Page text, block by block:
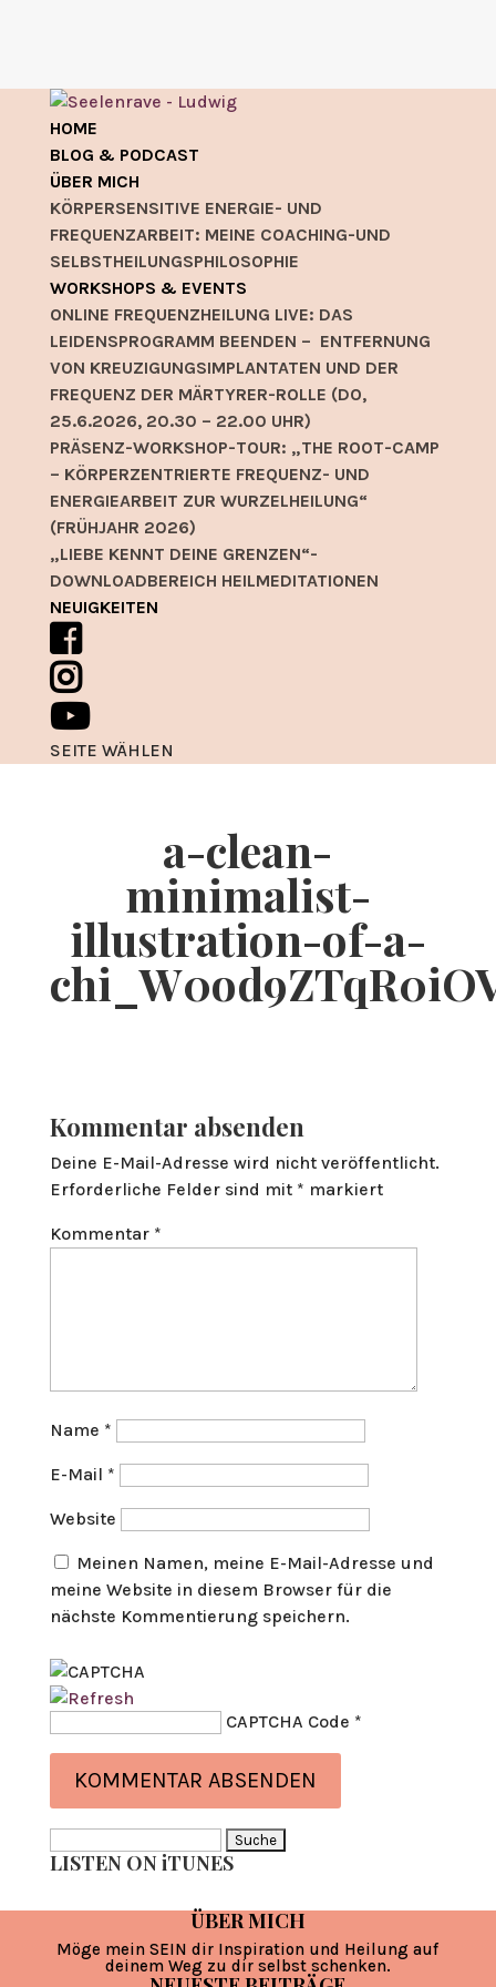
HOME
BLOG & PODCAST
ÜBER MICH
KÖRPERSENSITIVE ENERGIE- UND
FREQUENZARBEIT: MEINE COACHING-UND
SELBSTHEILUNGSPHILOSOPHIE
WORKSHOPS & EVENTS
ONLINE FREQUENZHEILUNG LIVE: DAS
LEIDENSPROGRAMM BEENDEN – ENTFERNUNG
VON KREUZIGUNGSIMPLANTATEN UND DER
FREQUENZ DER MÄRTYRER-ROLLE (DO,
25.6.2026, 20.30 – 22.00 UHR)
PRÄSENZ-WORKSHOP-TOUR: „THE ROOT-CAMP
– KÖRPERZENTRIERTE FREQUENZ- UND
ENERGIEARBEIT ZUR WURZELHEILUNG“
(FRÜHJAHR 2026)
„LIEBE KENNT DEINE GRENZEN“-
DOWNLOADBEREICH HEILMEDITATIONEN
NEUIGKEITEN
SEITE WÄHLEN
a-clean-
minimalist-
illustration-of-a-
Kommentar absenden
Deine E-Mail-Adresse wird nicht veröffentlicht.
Erforderliche Felder sind mit * markiert
Kommentar *
Name *
E-Mail *
Website
Meinen Namen, meine E-Mail-Adresse und
meine Website in diesem Browser für die
nächste Kommentierung speichern.
CAPTCHA Code *
nach:
LISTEN ON iTUNES
ÜBER MICH
Möge mein SEIN dir Inspiration und Heilung auf
deinem Weg zu dir selbst schenken.